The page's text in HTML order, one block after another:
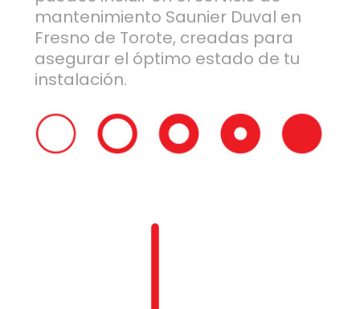
mantenimiento Saunier Duval en
Fresno de Torote, creadas para
asegurar el óptimo estado de tu
instalación.